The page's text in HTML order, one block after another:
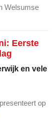
Welsumse
Eerste
en vele
op